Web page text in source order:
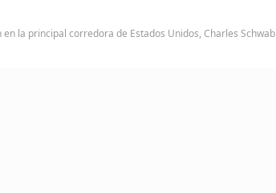
la principal corredora de Estados Unidos, Charles Schwab